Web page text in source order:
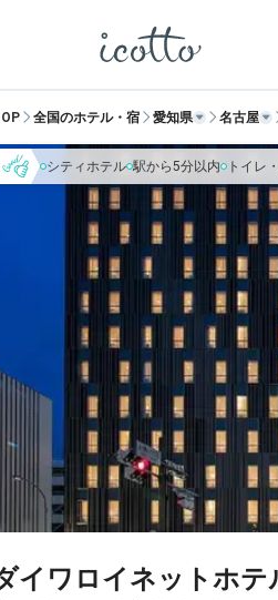
全国のホテル・宿 愛知県 名古屋
シティホテル 駅から5分以内 トイレ
イワロイネットホテ